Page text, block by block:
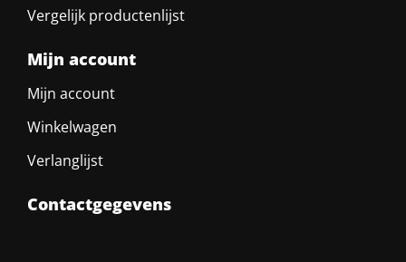
Vergelijk productenlijst
Mijn account
Mijn account
Winkelwagen
Verlanglijst
Contactgegevens